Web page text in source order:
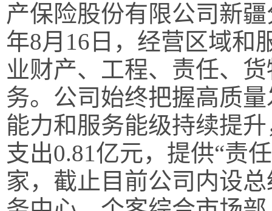
产保险股份有限公司新
年8月16日，经营区域和
业财产、工程、责任、
务。公司始终把握高质
能力和服务能级持续提
支出0.81亿元，提供“责
家，截止目前公司内设